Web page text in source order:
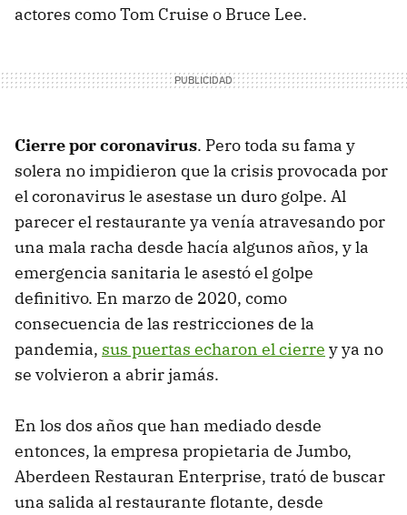
actores como Tom Cruise o Bruce Lee.
Cierre por coronavirus. Pero toda su fama y
solera no impidieron que la crisis provocada por
el coronavirus le asestase un duro golpe. Al
parecer el restaurante ya venía atravesando por
una mala racha desde hacía algunos años, y la
emergencia sanitaria le asestó el golpe
definitivo. En marzo de 2020, como
consecuencia de las restricciones de la
pandemia, sus puertas echaron el cierre y ya no
se volvieron a abrir jamás.
En los dos años que han mediado desde
entonces, la empresa propietaria de Jumbo,
Aberdeen Restauran Enterprise, trató de buscar
una salida al restaurante flotante, desde